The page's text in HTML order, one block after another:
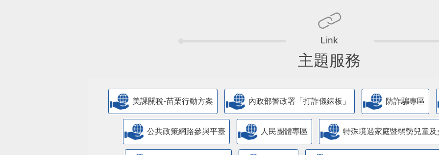
主題服務
美課關稅-苗栗行動方案 內政部警政署「打詐儀錶板」 防詐騙專區
公共政策網路參與平臺 人民團體專區 特殊境遇家庭暨弱勢兒童